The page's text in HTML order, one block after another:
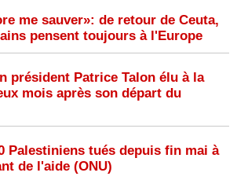
me sauver»: de retour de Ceuta,
pensent toujours à l'Europe
président Patrice Talon élu à la
mois après son départ du
Palestiniens tués depuis fin mai à
de l'aide (ONU)